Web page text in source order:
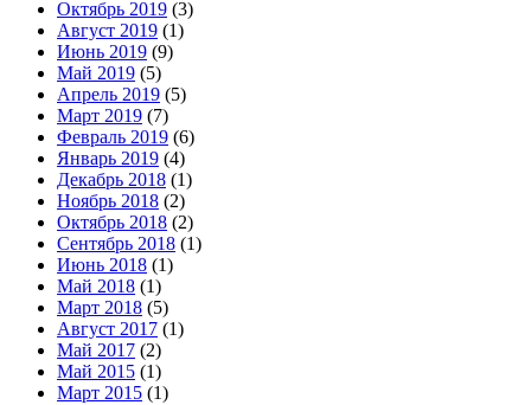
Октябрь 2019 (3)
Август 2019 (1)
Июнь 2019 (9)
Май 2019 (5)
Апрель 2019 (5)
Март 2019 (7)
Февраль 2019 (6)
Январь 2019 (4)
Декабрь 2018 (1)
Ноябрь 2018 (2)
Октябрь 2018 (2)
Сентябрь 2018 (1)
Июнь 2018 (1)
Май 2018 (1)
Март 2018 (5)
Август 2017 (1)
Май 2017 (2)
Май 2015 (1)
Март 2015 (1)